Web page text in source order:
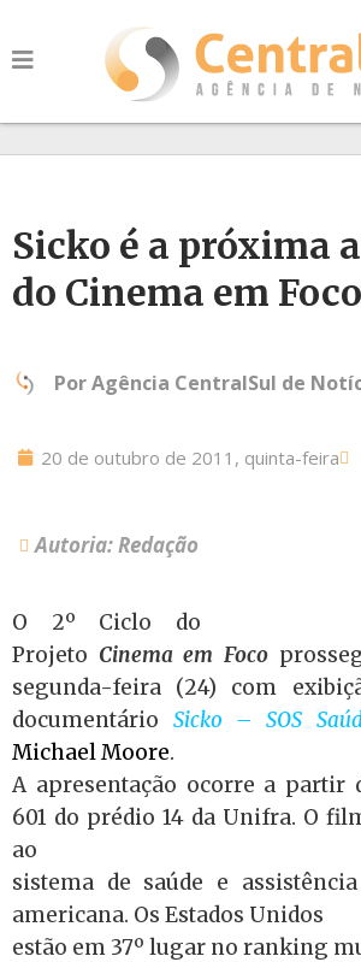
Sicko é a próxima
do Cinema em Foco
PorAgência CentralSul de
20 de outubro de 2011, quinta-feira
Autoria: Redação
O 2º Ciclo do
Projeto Cinema em Foco
segunda-feira (24) com
documentário Sicko – SOS
Michael Moore.
A apresentação ocorre a partir
601 do prédio 14 da Unifra. O
ao
sistema de saúde e
americana. Os Estados Unidos
estão em 37º lugar no ranking